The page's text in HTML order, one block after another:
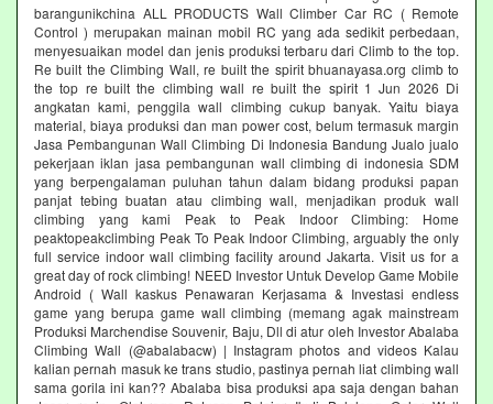
barangunikchina ALL PRODUCTS Wall Climber Car RC ( Remote
Control ) merupakan mainan mobil RC yang ada sedikit perbedaan,
menyesuaikan model dan jenis produksi terbaru dari Climb to the top.
Re built the Climbing Wall, re built the spirit bhuanayasa.org climb to
the top re built the climbing wall re built the spirit 1 Jun 2026 Di
angkatan kami, penggila wall climbing cukup banyak. Yaitu biaya
material, biaya produksi dan man power cost, belum termasuk margin
Jasa Pembangunan Wall Climbing Di Indonesia Bandung Jualo jualo
pekerjaan iklan jasa pembangunan wall climbing di indonesia SDM
yang berpengalaman puluhan tahun dalam bidang produksi papan
panjat tebing buatan atau climbing wall, menjadikan produk wall
climbing yang kami Peak to Peak Indoor Climbing: Home
peaktopeakclimbing Peak To Peak Indoor Climbing, arguably the only
full service indoor wall climbing facility around Jakarta. Visit us for a
great day of rock climbing! NEED Investor Untuk Develop Game Mobile
Android ( Wall kaskus Penawaran Kerjasama & Investasi endless
game yang berupa game wall climbing (memang agak mainstream
Produksi Marchendise Souvenir, Baju, Dll di atur oleh Investor Abalaba
Climbing Wall (@abalabacw) | Instagram photos and videos Kalau
kalian pernah masuk ke trans studio, pastinya pernah liat climbing wall
sama gorila ini kan?? Abalaba bisa produksi apa saja dengan bahan